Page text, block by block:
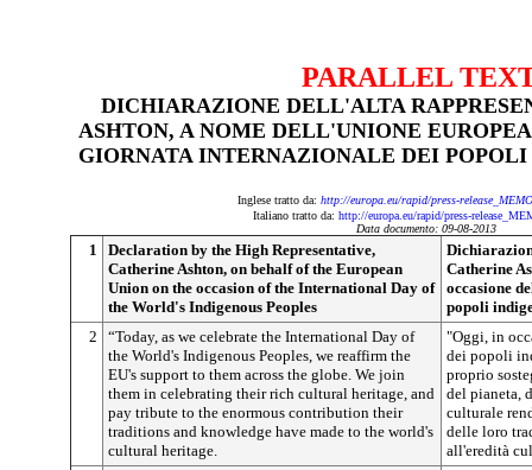
PARALLEL
DICHIARAZIONE DELL'ALTA
ASHTON, A NOME DELL'UNIONE
GIORNATA INTERNAZIONALE DEI
Inglese tratto da: http://europa.eu/rapid/press-
Italiano tratto da: http://europa.eu/rapid/press-
Data documento: 09-08-2013
1
Declaration by the High Representative,
Catherine Ashton, on behalf of the European
Union on the occasion of the International Day of
the World's Indigenous Peoples
Catherine
occasione
popoli
2
“Today, as we celebrate the International Day of
the World's Indigenous Peoples, we reaffirm the
EU's support to them across the globe. We join
them in celebrating their rich cultural heritage, and
pay tribute to the enormous contribution their
traditions and knowledge have made to the world's
cultural heritage.
"Oggi, in
dei popoli
proprio
del pianeta,
culturale
delle loro
all'eredità